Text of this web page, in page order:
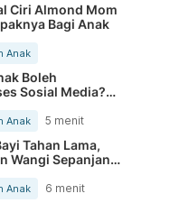
Ciri Almond Mom
Bagi Anak
Anak
Boleh
Sosial Media?
Anak 5 menit
Tahan Lama,
Wangi Sepanjang
Anak 6 menit